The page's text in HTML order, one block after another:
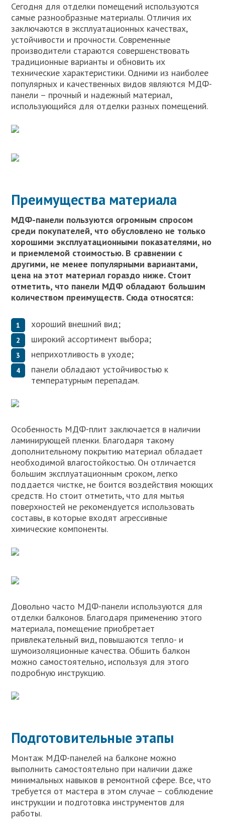
Сегодня для отделки помещений используются
самые разнообразные материалы. Отличия их
заключаются в эксплуатационных качествах,
устойчивости и прочности. Современные
производители стараются совершенствовать
традиционные варианты и обновить их
технические характеристики. Одними из наиболее
популярных и качественных видов являются МДФ-
панели – прочный и надежный материал,
использующийся для отделки разных помещений.
Преимущества материала
МДФ-панели пользуются огромным спросом
среди покупателей, что обусловлено не только
хорошими эксплуатационными показателями, но
и приемлемой стоимостью. В сравнении с
другими, не менее популярными вариантами,
цена на этот материал гораздо ниже. Стоит
отметить, что панели МДФ обладают большим
количеством преимуществ. Сюда относятся:
хороший внешний вид;
широкий ассортимент выбора;
неприхотливость в уходе;
панели обладают устойчивостью к
температурным перепадам.
Особенность МДФ-плит заключается в наличии
ламинирующей пленки. Благодаря такому
дополнительному покрытию материал обладает
необходимой влагостойкостью. Он отличается
большим эксплуатационным сроком, легко
поддается чистке, не боится воздействия моющих
средств. Но стоит отметить, что для мытья
поверхностей не рекомендуется использовать
составы, в которые входят агрессивные
химические компоненты.
Довольно часто МДФ-панели используются для
отделки балконов. Благодаря применению этого
материала, помещение приобретает
привлекательный вид, повышаются тепло- и
шумоизоляционные качества. Обшить балкон
можно самостоятельно, используя для этого
подробную инструкцию.
Подготовительные этапы
Монтаж МДФ-панелей на балконе можно
выполнить самостоятельно при наличии даже
минимальных навыков в ремонтной сфере. Все, что
требуется от мастера в этом случае – соблюдение
инструкции и подготовка инструментов для
работы.